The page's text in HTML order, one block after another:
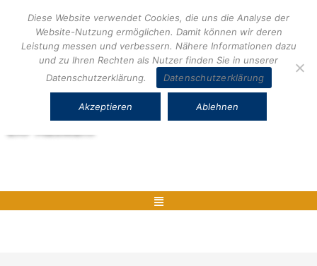
springen
Herstellerneutrale ERP Beratung und
Menü
Diese Website verwendet Cookies, die uns die Analyse der
Website-Nutzung ermöglichen. Damit können wir deren
Leistung messen und verbessern. Nähere Informationen dazu
und zu Ihren Rechten als Nutzer finden Sie in unserer
Datenschutzerklärung.
Datenschutzerklärung
Akzeptieren Ablehnen